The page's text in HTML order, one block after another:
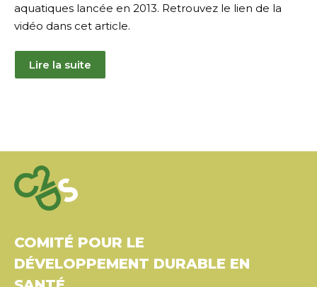
aquatiques lancée en 2013. Retrouvez le lien de la
vidéo dans cet article.
Lire la suite
COMITÉ POUR LE
DÉVELOPPEMENT DURABLE EN